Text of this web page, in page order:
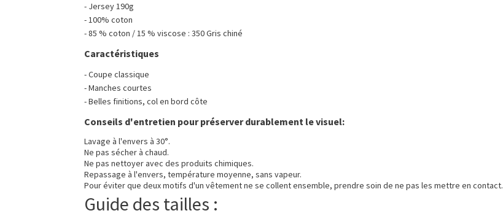
- Jersey 190g
- 100% coton
- 85 % coton / 15 % viscose : 350 Gris chiné
Caractéristiques
- Coupe classique
- Manches courtes
- Belles finitions, col en bord côte
Conseils d'entretien pour préserver durablement le visuel:
Lavage à l'envers à 30°.
Ne pas sécher à chaud.
Ne pas nettoyer avec des produits chimiques.
Repassage à l'envers, température moyenne, sans vapeur.
Pour éviter que deux motifs d'un vêtement ne se collent ensemble, prendre soin de ne pas les mettre en contact.
Guide des tailles :